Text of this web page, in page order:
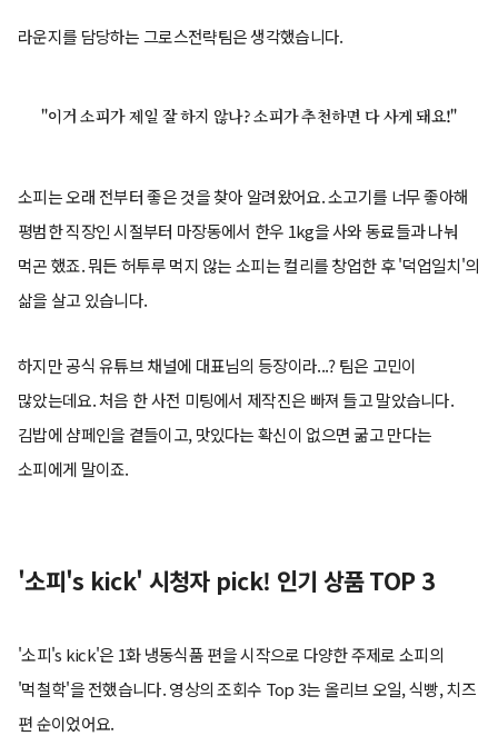
라운지를 담당하는 그로스전략팀은 생각했습니다.
"이거 소피가 제일 잘 하지 않나? 소피가 추천하면 다 사게 돼요!"
소피는 오래 전부터 좋은 것을 찾아 알려왔어요. 소고기를 너무 좋아해
평범한 직장인 시절부터 마장동에서 한우 1kg을 사와 동료들과 나눠
먹곤 했죠. 뭐든 허투루 먹지 않는 소피는 컬리를 창업한 후 '덕업일치'의
삶을 살고 있습니다.
하지만 공식 유튜브 채널에 대표님의 등장이라...? 팀은 고민이
많았는데요. 처음 한 사전 미팅에서 제작진은 빠져 들고 말았습니다.
김밥에 샴페인을 곁들이고, 맛있다는 확신이 없으면 굶고 만다는
소피에게 말이죠.
'소피's kick' 시청자 pick! 인기 상품 TOP 3
'소피's kick'은 1화 냉동식품 편을 시작으로 다양한 주제로 소피의
'먹철학'을 전했습니다. 영상의 조회수 Top 3는 올리브 오일, 식빵, 치즈
편 순이었어요.